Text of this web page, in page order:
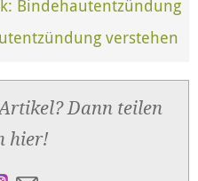
Bindehautentzündung
verstehen
Dann teilen
hier!